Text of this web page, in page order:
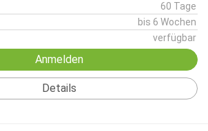
60 Tage
bis 6 Wochen
verfügbar
Anmelden
Details